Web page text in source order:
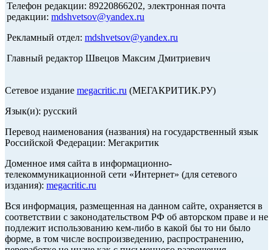
Телефон редакции: 89220866202, электронная почта
редакции: mdshvetsov@yandex.ru
Рекламный отдел: mdshvetsov@yandex.ru
Главный редактор Швецов Максим Дмитриевич
Сетевое издание megacritic.ru (МЕГАКРИТИК.РУ)
Язык(и): русский
Перевод наименования (названия) на государственный язык
Российской Федерации: Мегакритик
Доменное имя сайта в информационно-
телекоммуникационной сети «Интернет» (для сетевого
издания): megacritic.ru
Вся информация, размещенная на данном сайте, охраняется в
соответствии с законодательством РФ об авторском праве и не
подлежит использованию кем-либо в какой бы то ни было
форме, в том числе воспроизведению, распространению,